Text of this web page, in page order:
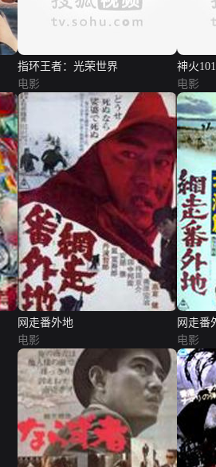
指环王者：光荣世界
电影
神火
电影
网走番外地
电影
网走番
电影